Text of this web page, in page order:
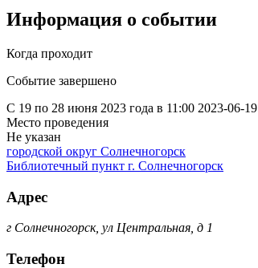
Информация о событии
Когда проходит
Событие завершено
С 19 по 28 июня 2023 года в 11:00 2023-06-19
Место проведения
Не указан
городской округ Солнечногорск
Библиотечный пункт г. Солнечногорск
Адрес
г Солнечногорск, ул Центральная, д 1
Телефон